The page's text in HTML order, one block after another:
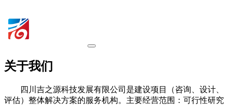
关于我们
四川吉之源科技发展有限公司是建设项目（咨询、设计、
评估）整体解决方案的服务机构。主要经营范围：可行性研究